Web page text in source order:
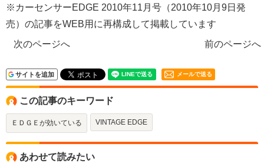
※カーセンサーEDGE 2010年11月号（2010年10月9日発
売）の記事をWEB用に再構成して掲載しています
次のページへ
前のページへ
サイトを追加 メールで送る
この記事のキーワード
ＥＤＧＥが効いている VINTAGE EDGE
あわせて読みたい